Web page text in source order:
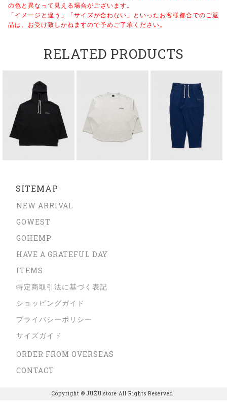
の色と異なって見える場合がございます。
「イメージと違う」「サイズが合わない」といったお客様都合でのご返
品は、お受け致しかねますので予めご了承ください。
RELATED PRODUCTS
SITEMAP
NEW ARRIVAL
GOWEST
GOHEMP
HAVE A GRATEFUL DAY
ITEMS
特定商取引法に基づく表記
ショッピングガイド
プライバシーポリシー
サイズガイド
ORDER FROM OVERSEAS
CONTACT
Copyright © JUZU store All Rights Reserved.